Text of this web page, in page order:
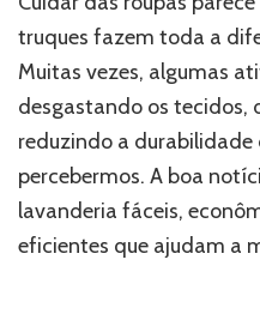
truques fazem toda a
Muitas vezes, algumas
desgastando os tecidos,
reduzindo a durabilidade
percebermos. A boa
lavanderia fáceis,
eficientes que ajudam a